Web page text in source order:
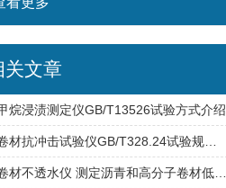
关文章
烷浸渍测定仪GB/T13526试验方式介绍
防水卷材抗冲击试验仪GB/T328.24试验规范介绍
防水卷材不透水仪 测定沥青和高分子卷材低压力场合